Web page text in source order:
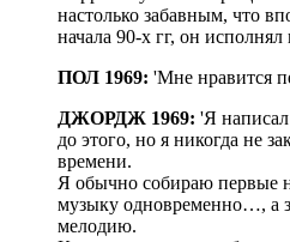
настолько забавным, что
начала 90-х гг, он
ПОЛ 1969: 'Мне нравится
ДЖОРДЖ 1969: 'Я
до этого, но я никогда не
времени.
Я обычно собираю первые
музыку одновременно…, а
мелодию.